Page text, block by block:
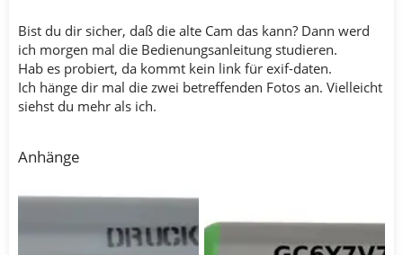
Bist du dir sicher, daß die alte Cam das kann? Dann werd
ich morgen mal die Bedienungsanleitung studieren.
Hab es probiert, da kommt kein link für exif-daten.
Ich hänge dir mal die zwei betreffenden Fotos an. Vielleicht
siehst du mehr als ich.
Anhänge